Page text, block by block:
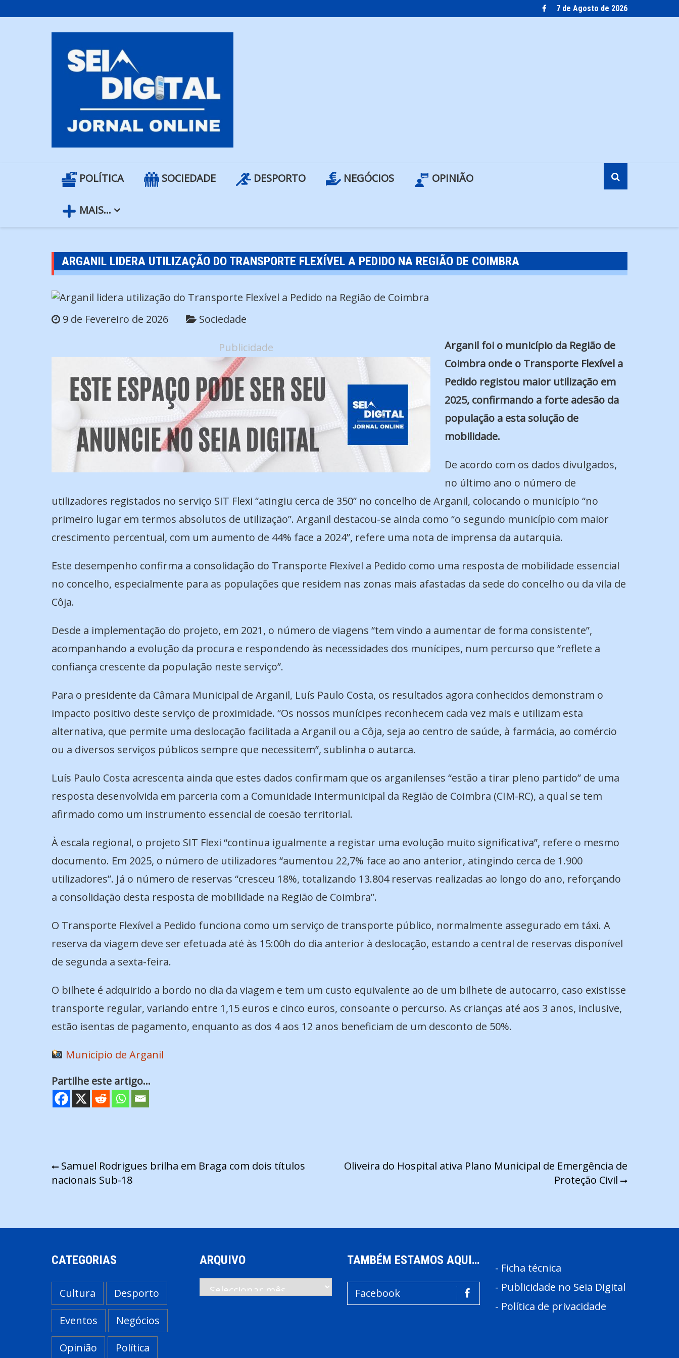
to
7 de Agosto de 2026
POLÍTICA SOCIEDADE DESPORTO NEGÓCIOS OPINIÃO
MAIS…
ARGANIL LIDERA UTILIZAÇÃO DO TRANSPORTE FLEXÍVEL A PEDIDO NA REGIÃO DE COIMBRA
9 de Fevereiro de 2026 Sociedade
Publicidade
Arganil foi o município da Região de
Coimbra onde o Transporte Flexível a
Pedido registou maior utilização em
2025, confirmando a forte adesão da
população a esta solução de
mobilidade.
De acordo com os dados divulgados,
no último ano o número de
utilizadores registados no serviço SIT Flexi “atingiu cerca de 350” no concelho de Arganil, colocando o município “no
primeiro lugar em termos absolutos de utilização”. Arganil destacou-se ainda como “o segundo município com maior
crescimento percentual, com um aumento de 44% face a 2024”, refere uma nota de imprensa da autarquia.
Este desempenho confirma a consolidação do Transporte Flexível a Pedido como uma resposta de mobilidade essencial
no concelho, especialmente para as populações que residem nas zonas mais afastadas da sede do concelho ou da vila de
Côja.
Desde a implementação do projeto, em 2021, o número de viagens “tem vindo a aumentar de forma consistente”,
acompanhando a evolução da procura e respondendo às necessidades dos munícipes, num percurso que “reflete a
confiança crescente da população neste serviço”.
Para o presidente da Câmara Municipal de Arganil, Luís Paulo Costa, os resultados agora conhecidos demonstram o
impacto positivo deste serviço de proximidade. “Os nossos munícipes reconhecem cada vez mais e utilizam esta
alternativa, que permite uma deslocação facilitada a Arganil ou a Côja, seja ao centro de saúde, à farmácia, ao comércio
ou a diversos serviços públicos sempre que necessitem”, sublinha o autarca.
Luís Paulo Costa acrescenta ainda que estes dados confirmam que os arganilenses “estão a tirar pleno partido” de uma
resposta desenvolvida em parceria com a Comunidade Intermunicipal da Região de Coimbra (CIM-RC), a qual se tem
afirmado como um instrumento essencial de coesão territorial.
À escala regional, o projeto SIT Flexi “continua igualmente a registar uma evolução muito significativa”, refere o mesmo
documento. Em 2025, o número de utilizadores “aumentou 22,7% face ao ano anterior, atingindo cerca de 1.900
utilizadores”. Já o número de reservas “cresceu 18%, totalizando 13.804 reservas realizadas ao longo do ano, reforçando
a consolidação desta resposta de mobilidade na Região de Coimbra”.
O Transporte Flexível a Pedido funciona como um serviço de transporte público, normalmente assegurado em táxi. A
reserva da viagem deve ser efetuada até às 15:00h do dia anterior à deslocação, estando a central de reservas disponível
de segunda a sexta-feira.
O bilhete é adquirido a bordo no dia da viagem e tem um custo equivalente ao de um bilhete de autocarro, caso existisse
transporte regular, variando entre 1,15 euros e cinco euros, consoante o percurso. As crianças até aos 3 anos, inclusive,
estão isentas de pagamento, enquanto as dos 4 aos 12 anos beneficiam de um desconto de 50%.
Município de Arganil
Partilhe este artigo...
Navegação
de
Samuel Rodrigues brilha em Braga com dois títulos
nacionais Sub-18
Oliveira do Hospital ativa Plano Municipal de Emergência de
Proteção Civil
CATEGORIAS
Cultura
Desporto
Eventos
Negócios
Opinião
Política
ARQUIVO
Arquivo
TAMBÉM ESTAMOS AQUI…
Facebook
- Ficha técnica
- Publicidade no Seia Digital
- Política de privacidade